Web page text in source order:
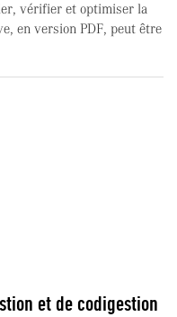
vérifier et optimiser la
en version PDF, peut être
et de codigestion